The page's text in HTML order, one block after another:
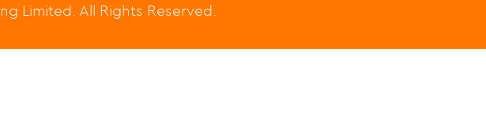
Limited. All Rights Reserved.